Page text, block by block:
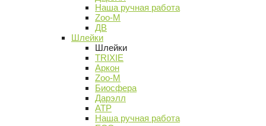
Наша ручная работа
Zoo-M
ДВ
Шлейки
Шлейки
TRIXIE
Аркон
Zoo-M
Биосфера
Дарэлл
АТР
Наша ручная работа